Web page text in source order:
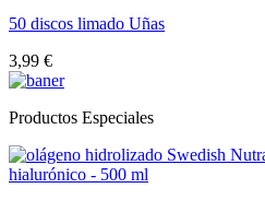
50 discos limado Uñas
3,99 €
Productos Especiales